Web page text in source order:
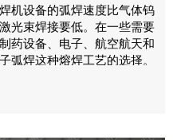
机设备的弧焊速度比气体钨
光束焊接要低。在一些需要
药设备、电子、航空航天和
弧焊这种熔焊工艺的选择。